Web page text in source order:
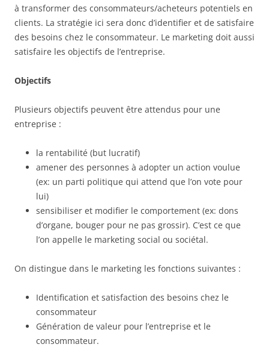
à transformer des consommateurs/acheteurs potentiels en
clients. La stratégie ici sera donc d’identifier et de satisfaire
des besoins chez le consommateur. Le marketing doit aussi
satisfaire les objectifs de l’entreprise.
Objectifs
Plusieurs objectifs peuvent être attendus pour une
entreprise :
la rentabilité (but lucratif)
amener des personnes à adopter un action voulue
(ex: un parti politique qui attend que l’on vote pour
lui)
sensibiliser et modifier le comportement (ex: dons
d’organe, bouger pour ne pas grossir). C’est ce que
l’on appelle le marketing social ou sociétal.
On distingue dans le marketing les fonctions suivantes :
Identification et satisfaction des besoins chez le
consommateur
Génération de valeur pour l’entreprise et le
consommateur.